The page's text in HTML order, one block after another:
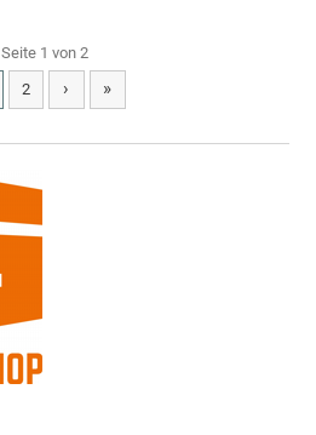
Seite 1 von 2
2 › »